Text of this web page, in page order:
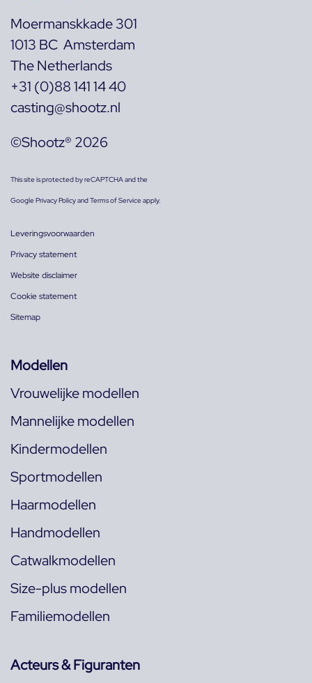
Moermanskkade 301
1013 BC Amsterdam
The Netherlands
+31 (0)88 141 14 40
casting@shootz.nl
©Shootz® 2026
This site is protected by reCAPTCHA and the
GooglePrivacy PolicyandTerms of Serviceapply.
Leveringsvoorwaarden
Privacy statement
Website disclaimer
Cookie statement
Sitemap
Modellen
Vrouwelijke modellen
Mannelijke modellen
Kindermodellen
Sportmodellen
Haarmodellen
Handmodellen
Catwalkmodellen
Size-plus modellen
Familiemodellen
Acteurs & Figuranten